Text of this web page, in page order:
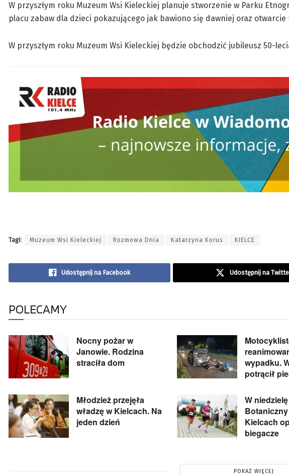
W przyszłym roku Muzeum Wsi Kieleckiej planuje stworzenie w Parku
placu zabaw dla dzieci pokazującego jak bawiono się dawniej oraz otwarcie
W przyszłym roku Muzeum Wsi Kieleckiej będzie obchodzić jubileusz 50-
Tagi: Muzeum Wsi Kieleckiej Rozmowa Dnia Katarzyna Korus KIELCE
Udostępnij na Facebook Udostępnij na
POLECAMY
Nocny pożar w
Janowie. Rodzina
straciła dom
wypadku.
potrącił
Młodzież przejęła
władzę w Kielcach. Na
jeden dzień
W
Kielcach
biegacze
POKAŻ WIĘCEJ